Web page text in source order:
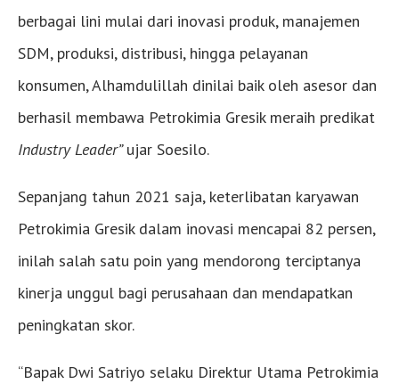
berbagai lini mulai dari inovasi produk, manajemen
SDM, produksi, distribusi, hingga pelayanan
konsumen, Alhamdulillah dinilai baik oleh asesor dan
berhasil membawa Petrokimia Gresik meraih predikat
Industry Leader”ujar Soesilo.
Sepanjang tahun 2021 saja, keterlibatan karyawan
Petrokimia Gresik dalam inovasi mencapai 82 persen,
inilah salah satu poin yang mendorong terciptanya
kinerja unggul bagi perusahaan dan mendapatkan
peningkatan skor.
“Bapak Dwi Satriyo selaku Direktur Utama Petrokimia